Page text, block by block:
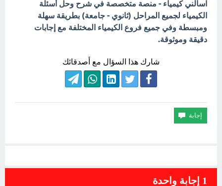
اسألني كيمياء - منصة متخصصة في شرح وحل أسئلة
الكيمياء لجميع المراحل (ثانوي - جامعة) بطريقة سهلة
ومبسطة وفي جميع فروع الكيمياء المختلفة مع إجابات
دقيقة وموثوقة.
شارك هذا السؤال مع أصدقائك
1 إجابة واحدة